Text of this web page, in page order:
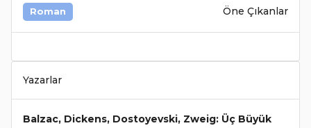
Roman Öne Çıkanlar
Yazarlar
Balzac, Dickens, Dostoyevski, Zweig: Üç Büyük